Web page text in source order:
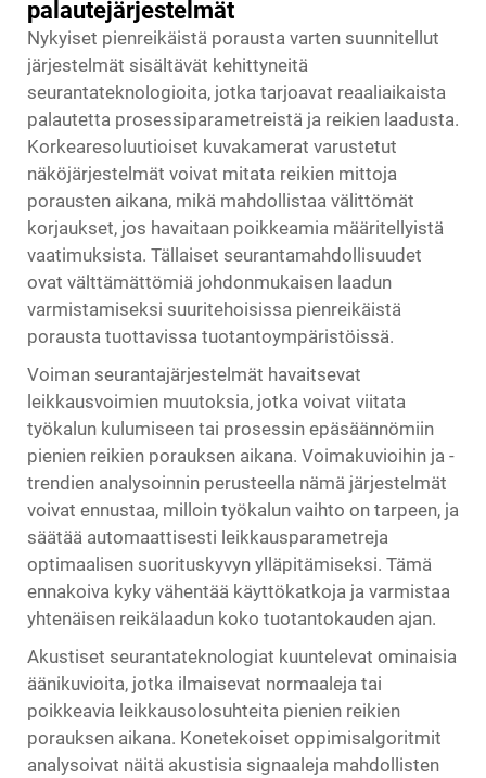
palautejärjestelmät
Nykyiset pienreikäistä porausta varten suunnitellut
järjestelmät sisältävät kehittyneitä
seurantateknologioita, jotka tarjoavat reaaliaikaista
palautetta prosessiparametreistä ja reikien laadusta.
Korkearesoluutioiset kuvakamerat varustetut
näköjärjestelmät voivat mitata reikien mittoja
porausten aikana, mikä mahdollistaa välittömät
korjaukset, jos havaitaan poikkeamia määritellyistä
vaatimuksista. Tällaiset seurantamahdollisuudet
ovat välttämättömiä johdonmukaisen laadun
varmistamiseksi suuritehoisissa pienreikäistä
porausta tuottavissa tuotantoympäristöissä.
Voiman seurantajärjestelmät havaitsevat
leikkausvoimien muutoksia, jotka voivat viitata
työkalun kulumiseen tai prosessin epäsäännömiin
pienien reikien porauksen aikana. Voimakuvioihin ja -
trendien analysoinnin perusteella nämä järjestelmät
voivat ennustaa, milloin työkalun vaihto on tarpeen, ja
säätää automaattisesti leikkausparametreja
optimaalisen suorituskyvyn ylläpitämiseksi. Tämä
ennakoiva kyky vähentää käyttökatkoja ja varmistaa
yhtenäisen reikälaadun koko tuotantokauden ajan.
Akustiset seurantateknologiat kuuntelevat ominaisia
äänikuvioita, jotka ilmaisevat normaaleja tai
poikkeavia leikkausolosuhteita pienien reikien
porauksen aikana. Konetekoiset oppimisalgoritmit
analysoivat näitä akustisia signaaleja mahdollisten